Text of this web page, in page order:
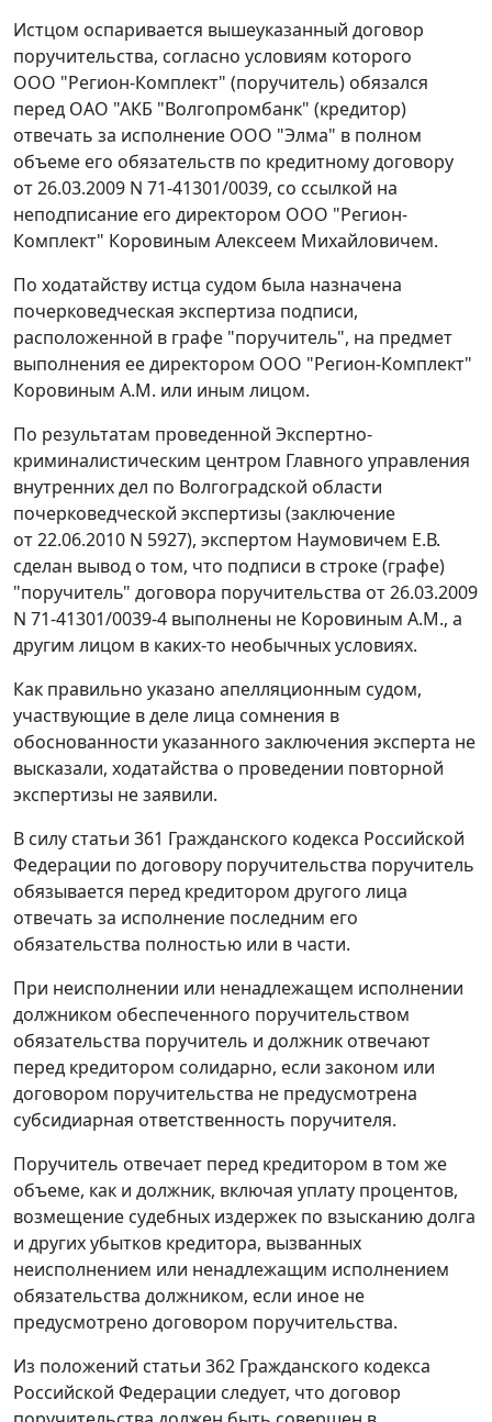
Истцом оспаривается вышеуказанный договор
поручительства, согласно условиям которого
ООО "Регион-Комплект" (поручитель) обязался
перед ОАО "АКБ "Волгопромбанк" (кредитор)
отвечать за исполнение ООО "Элма" в полном
объеме его обязательств по кредитному договору
от 26.03.2009 N 71-41301/0039, со ссылкой на
неподписание его директором ООО "Регион-
Комплект" Коровиным Алексеем Михайловичем.
По ходатайству истца судом была назначена
почерковедческая экспертиза подписи,
расположенной в графе "поручитель", на предмет
выполнения ее директором ООО "Регион-Комплект"
Коровиным А.М. или иным лицом.
По результатам проведенной Экспертно-
криминалистическим центром Главного управления
внутренних дел по Волгоградской области
почерковедческой экспертизы (заключение
от 22.06.2010 N 5927), экспертом Наумовичем Е.В.
сделан вывод о том, что подписи в строке (графе)
"поручитель" договора поручительства от 26.03.2009
N 71-41301/0039-4 выполнены не Коровиным А.М., а
другим лицом в каких-то необычных условиях.
Как правильно указано апелляционным судом,
участвующие в деле лица сомнения в
обоснованности указанного заключения эксперта не
высказали, ходатайства о проведении повторной
экспертизы не заявили.
В силу статьи 361 Гражданского кодекса Российской
Федерации по договору поручительства поручитель
обязывается перед кредитором другого лица
отвечать за исполнение последним его
обязательства полностью или в части.
При неисполнении или ненадлежащем исполнении
должником обеспеченного поручительством
обязательства поручитель и должник отвечают
перед кредитором солидарно, если законом или
договором поручительства не предусмотрена
субсидиарная ответственность поручителя.
Поручитель отвечает перед кредитором в том же
объеме, как и должник, включая уплату процентов,
возмещение судебных издержек по взысканию долга
и других убытков кредитора, вызванных
неисполнением или ненадлежащим исполнением
обязательства должником, если иное не
предусмотрено договором поручительства.
Из положений статьи 362 Гражданского кодекса
Российской Федерации следует, что договор